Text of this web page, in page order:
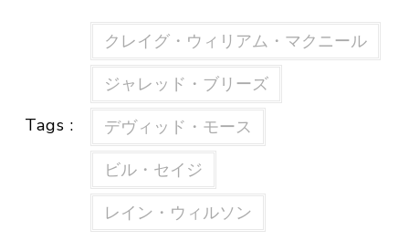
Tags :
クレイグ・ウィリアム・マクニール
ジャレッド・ブリーズ
デヴィッド・モース
ビル・セイジ
レイン・ウィルソン